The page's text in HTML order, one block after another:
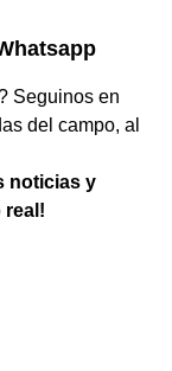
Seguinos en
del campo, al
noticias y
real!